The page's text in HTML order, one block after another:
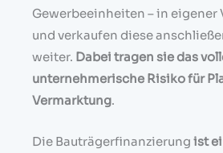
Gewerbeeinheiten – in eigener
und verkaufen diese
weiter. Dabei tragen sie das
unternehmerische Risiko für
Vermarktung.
Die Bauträgerfinanzierung ist